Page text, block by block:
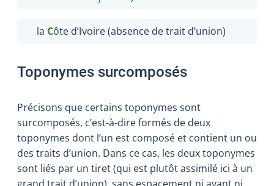
la Côte d’Ivoire (absence de trait d’union)
Toponymes surcomposés
Précisons que certains toponymes sont
surcomposés, c’est-à-dire formés de deux
toponymes dont l’un est composé et contient un ou
des traits d’union. Dans ce cas, les deux toponymes
sont liés par un tiret (qui est plutôt assimilé ici à un
grand trait d’union), sans espacement ni avant ni